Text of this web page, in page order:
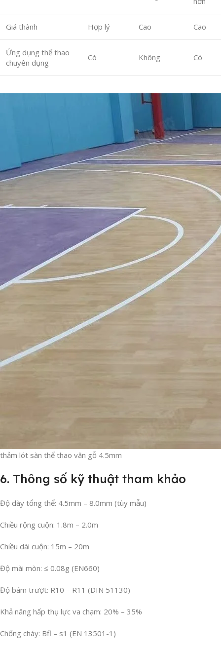
Giá thành Hợp lý Cao Cao
Ứng dụng thể thao
chuyên dụng
Có Không Có
thảm lót sàn thể thao vân gỗ 4.5mm
6. Thông số kỹ thuật tham khảo
Độ dày tổng thể: 4.5mm – 8.0mm (tùy mẫu)
Chiều rộng cuộn: 1.8m – 2.0m
Chiều dài cuộn: 15m – 20m
Độ mài mòn: ≤ 0.08g (EN660)
Độ bám trượt: R10 – R11 (DIN 51130)
Khả năng hấp thụ lực va chạm: 20% – 35%
Chống cháy: Bfl – s1 (EN 13501-1)